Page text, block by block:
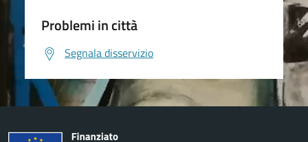
Problemi in città
Segnala disservizio